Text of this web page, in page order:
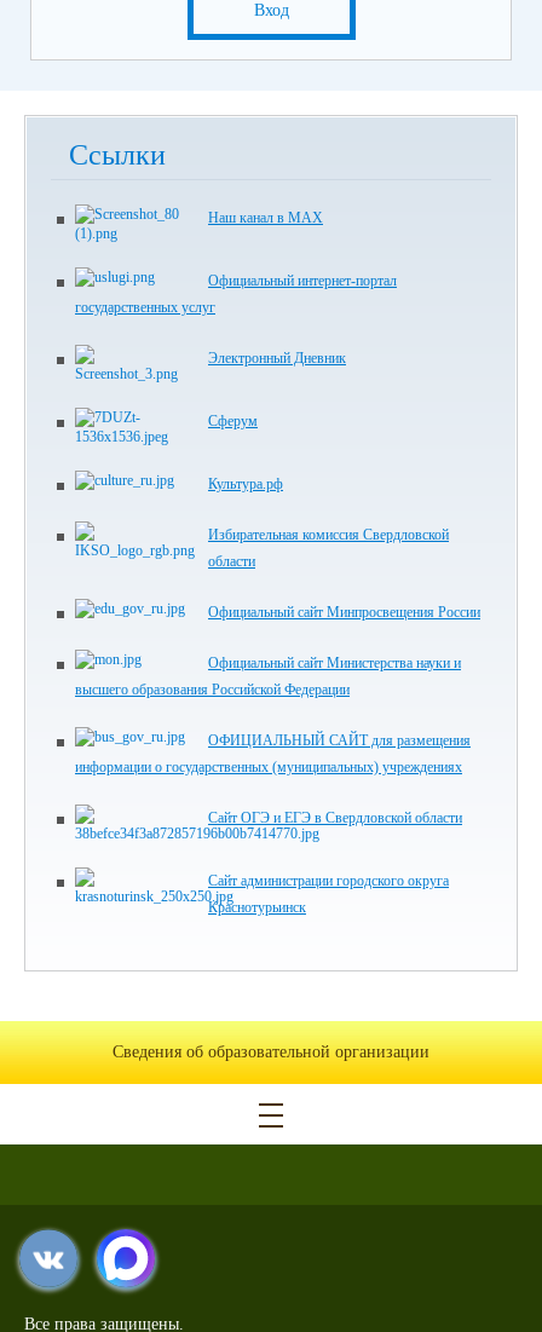
Вход
Ссылки
Наш канал в МАХ
Официальный интернет-портал
государственных услуг
Электронный Дневник
Сферум
Культура.рф
Избирательная комиссия Свердловской
области
Официальный сайт Минпросвещения России
Официальный сайт Министерства науки и
высшего образования Российской Федерации
ОФИЦИАЛЬНЫЙ САЙТ для размещения
информации о государственных (муниципальных) учреждениях
Сайт ОГЭ и ЕГЭ в Свердловской области
Сайт администрации городского округа
Краснотурьинск
Сведения об образовательной организации
Все права защищены.